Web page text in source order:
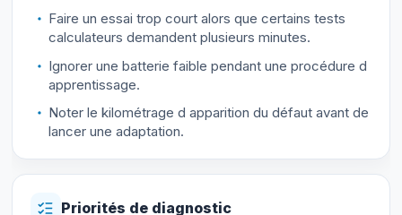
Faire un essai trop court alors que certains tests
calculateurs demandent plusieurs minutes.
Ignorer une batterie faible pendant une procédure d
apprentissage.
Noter le kilométrage d apparition du défaut avant de
lancer une adaptation.
Priorités de diagnostic